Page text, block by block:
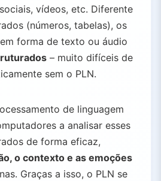
regras (anos 1950-1980)
(anos 1990-2000)
Learning (2010 até o presente)
Modelos Fundamentais
vídeos, etc. Diferente
(números, tabelas), os
forma de texto ou áudio
– muito difíceis de
sem o PLN.
de linguagem
a analisar esses
de forma eficaz,
o contexto e as emoções
Graças a isso, o PLN se